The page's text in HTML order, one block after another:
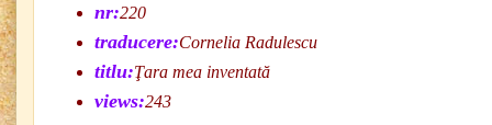
nr:220
traducere:Cornelia Radulescu
titlu:Ţara mea inventată
views:243